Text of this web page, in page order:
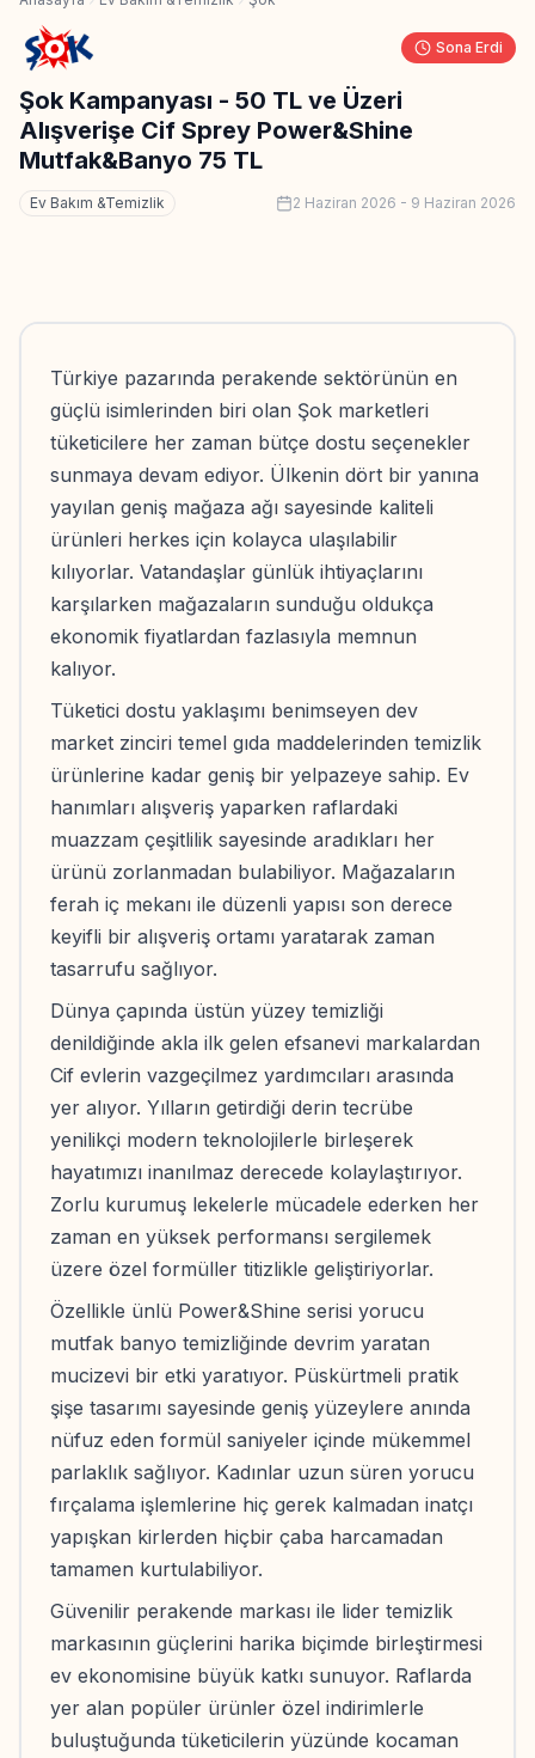
Sona Erdi
Şok Kampanyası - 50 TL ve Üzeri
Alışverişe Cif Sprey Power&Shine
Mutfak&Banyo 75 TL
Ev Bakım &Temizlik 2 Haziran 2026 - 9 Haziran 2026
Türkiye pazarında perakende sektörünün en
güçlü isimlerinden biri olan Şok marketleri
tüketicilere her zaman bütçe dostu seçenekler
sunmaya devam ediyor. Ülkenin dört bir yanına
yayılan geniş mağaza ağı sayesinde kaliteli
ürünleri herkes için kolayca ulaşılabilir
kılıyorlar. Vatandaşlar günlük ihtiyaçlarını
karşılarken mağazaların sunduğu oldukça
ekonomik fiyatlardan fazlasıyla memnun
kalıyor.
Tüketici dostu yaklaşımı benimseyen dev
market zinciri temel gıda maddelerinden temizlik
ürünlerine kadar geniş bir yelpazeye sahip. Ev
hanımları alışveriş yaparken raflardaki
muazzam çeşitlilik sayesinde aradıkları her
ürünü zorlanmadan bulabiliyor. Mağazaların
ferah iç mekanı ile düzenli yapısı son derece
keyifli bir alışveriş ortamı yaratarak zaman
tasarrufu sağlıyor.
Dünya çapında üstün yüzey temizliği
denildiğinde akla ilk gelen efsanevi markalardan
Cif evlerin vazgeçilmez yardımcıları arasında
yer alıyor. Yılların getirdiği derin tecrübe
yenilikçi modern teknolojilerle birleşerek
hayatımızı inanılmaz derecede kolaylaştırıyor.
Zorlu kurumuş lekelerle mücadele ederken her
zaman en yüksek performansı sergilemek
üzere özel formüller titizlikle geliştiriyorlar.
Özellikle ünlü Power&Shine serisi yorucu
mutfak banyo temizliğinde devrim yaratan
mucizevi bir etki yaratıyor. Püskürtmeli pratik
şişe tasarımı sayesinde geniş yüzeylere anında
nüfuz eden formül saniyeler içinde mükemmel
parlaklık sağlıyor. Kadınlar uzun süren yorucu
fırçalama işlemlerine hiç gerek kalmadan inatçı
yapışkan kirlerden hiçbir çaba harcamadan
tamamen kurtulabiliyor.
Güvenilir perakende markası ile lider temizlik
markasının güçlerini harika biçimde birleştirmesi
ev ekonomisine büyük katkı sunuyor. Raflarda
yer alan popüler ürünler özel indirimlerle
buluştuğunda tüketicilerin yüzünde kocaman